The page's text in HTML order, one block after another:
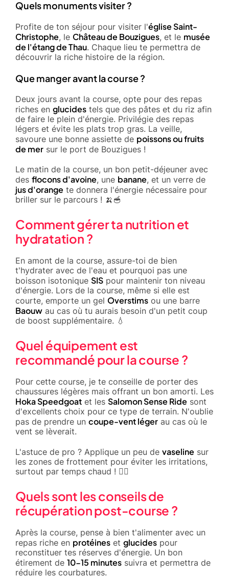
Quels monuments visiter ?
Profite de ton séjour pour visiter l'église Saint-
Christophe, le Château de Bouzigues, et le musée
de l'étang de Thau. Chaque lieu te permettra de
découvrir la riche histoire de la région.
Que manger avant la course ?
Deux jours avant la course, opte pour des repas
riches en glucides tels que des pâtes et du riz afin
de faire le plein d'énergie. Privilégie des repas
légers et évite les plats trop gras. La veille,
savoure une bonne assiette de poissons ou fruits
de mer sur le port de Bouzigues !
Le matin de la course, un bon petit-déjeuner avec
des flocons d'avoine, une banane, et un verre de
jus d'orange te donnera l'énergie nécessaire pour
briller sur le parcours ! 🍌🥣
Comment gérer ta nutrition et
hydratation ?
En amont de la course, assure-toi de bien
t'hydrater avec de l'eau et pourquoi pas une
boisson isotonique SIS pour maintenir ton niveau
d'énergie. Lors de la course, même si elle est
courte, emporte un gel Overstims ou une barre
Baouw au cas où tu aurais besoin d'un petit coup
de boost supplémentaire. 💧
Quel équipement est
recommandé pour la course ?
Pour cette course, je te conseille de porter des
chaussures légères mais offrant un bon amorti. Les
Hoka Speedgoat et les Salomon Sense Ride sont
d'excellents choix pour ce type de terrain. N'oublie
pas de prendre un coupe-vent léger au cas où le
vent se lèverait.
L'astuce de pro ? Applique un peu de vaseline sur
les zones de frottement pour éviter les irritations,
surtout par temps chaud ! 🏃‍♂️
Quels sont les conseils de
récupération post-course ?
Après la course, pense à bien t'alimenter avec un
repas riche en protéines et glucides pour
reconstituer tes réserves d'énergie. Un bon
étirement de 10-15 minutes suivra et permettra de
réduire les courbatures.